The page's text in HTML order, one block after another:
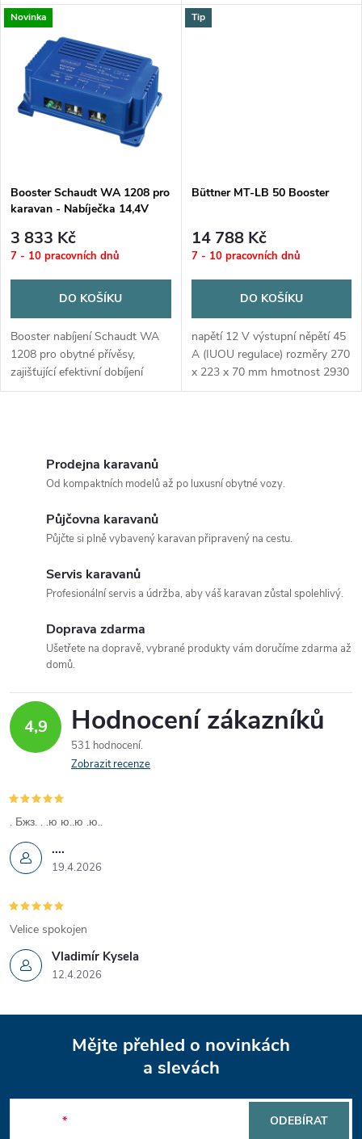
k
ů
k
ů
udržovací) s maximálním...
Novinka
Booster Schaudt WA 1208 pro
karavan - Nabíječka 14,4V
3 833 Kč
7 - 10 pracovních dnů
DO KOŠÍKU
Booster nabíjení Schaudt WA
1208 pro obytné přívěsy,
zajišťující efektivní dobíjení
baterie během jízdy. Výstupní
Tip
Büttner MT-LB 50 Booster
14 788 Kč
7 - 10 pracovních dnů
DO KOŠÍKU
napětí 12 V výstupní něpětí 45
A (IUOU regulace) rozměry 270
x 223 x 70 mm hmotnost 2930
g
p
r
k
y
v
ý
p
i
s
u
Prodejna karavanů
Od kompaktních modelů až po luxusní obytné vozy.
Půjčovna karavanů
Půjčte si plně vybavený karavan připravený na cestu.
Servis karavanů
Profesionální servis a údržba, aby váš karavan zůstal spolehlivý.
Doprava zdarma
Ušetřete na dopravě, vybrané produkty vám doručíme zdarma až
domů.
4,9 Hodnocení zákazníků
531 hodnocení
Zobrazit recenze
....
19.4.2026
. Бжз. . .ю ю..ю .ю..
Vladimír Kysela
12.4.2026
Velice spokojen
Mějte přehled o novinkách
a slevách
ODEBÍRAT